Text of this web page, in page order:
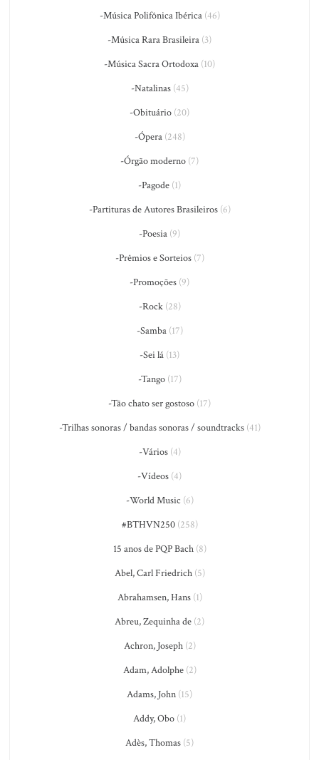
-Música Polifônica Ibérica(46)
-Música Rara Brasileira (3)
-Música Sacra Ortodoxa (10)
-Natalinas(45)
-Obituário (20)
-Ópera(248)
-Órgão moderno (7)
-Pagode (1)
-Partituras de Autores Brasileiros(6)
-Poesia (9)
-Prêmios e Sorteios(7)
-Promoções (9)
-Rock(28)
-Samba(17)
-Sei lá (13)
-Tango(17)
-Tão chato ser gostoso (17)
-Trilhas sonoras / bandas sonoras / soundtracks(41)
-Vários(4)
-Vídeos (4)
-World Music (6)
#BTHVN250(258)
15 anos de PQP Bach(8)
Abel, Carl Friedrich(5)
Abrahamsen, Hans(1)
Abreu, Zequinha de (2)
Achron, Joseph(2)
Adam, Adolphe(2)
Adams, John (15)
Addy, Obo (1)
Adès, Thomas (5)